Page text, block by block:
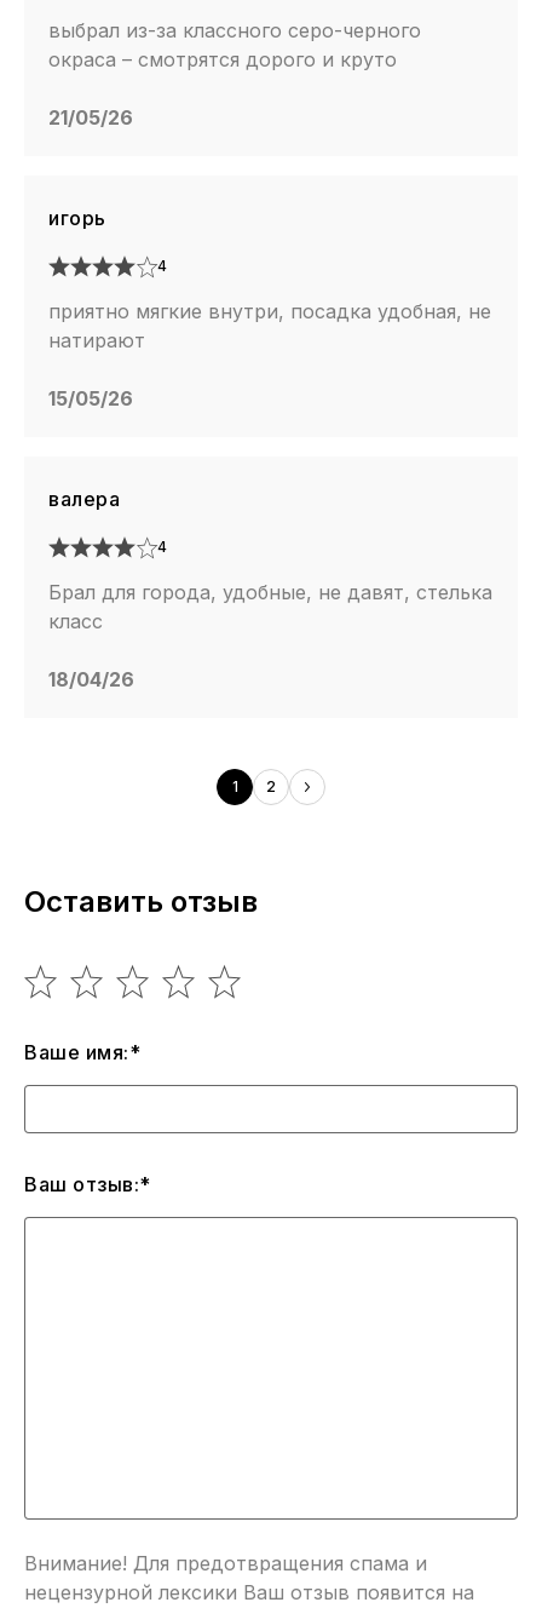
выбрал из-за классного серо-черного
окраса – смотрятся дорого и круто
21/05/26
игорь
4
приятно мягкие внутри, посадка удобная, не
натирают
15/05/26
валера
4
Брал для города, удобные, не давят, стелька
класс
18/04/26
1 2
Оставить отзыв
Ваше имя:*
Ваш отзыв:*
Внимание! Для предотвращения спама и
нецензурной лексики Ваш отзыв появится на